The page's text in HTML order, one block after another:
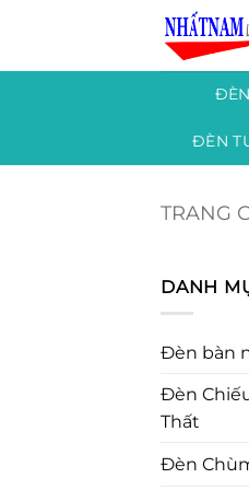
nội
ĐÈN
TRANG
DANH
Đèn bàn
Đèn
Thất
Đèn